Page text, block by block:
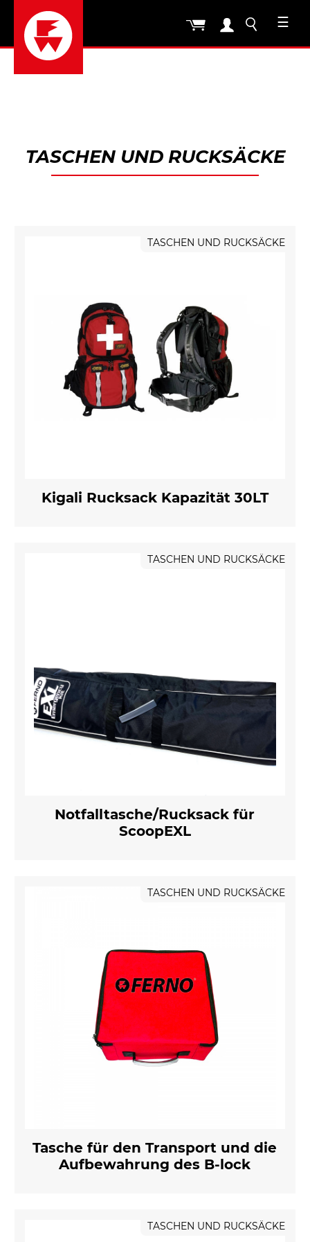
☰
TASCHEN UND RUCKSÄCKE
TASCHEN UND RUCKSÄCKE
Kigali Rucksack Kapazität 30LT
TASCHEN UND RUCKSÄCKE
Notfalltasche/Rucksack für
ScoopEXL
TASCHEN UND RUCKSÄCKE
Tasche für den Transport und die
Aufbewahrung des B-lock
TASCHEN UND RUCKSÄCKE